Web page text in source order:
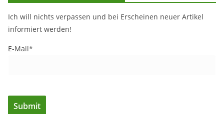
Ich will nichts verpassen und bei Erscheinen neuer Artikel
informiert werden!
E-Mail*